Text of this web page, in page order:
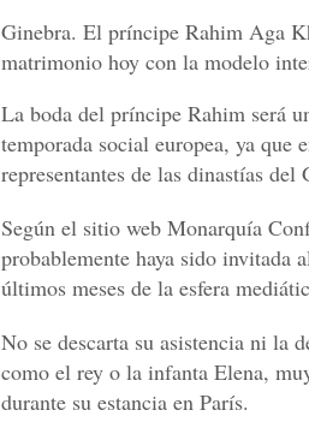
Ginebra. El príncipe Rahim Aga
matrimonio hoy con la modelo
La boda del príncipe Rahim será
temporada social europea, ya que
representantes de las dinastías del
Según el sitio web Monarquía
probablemente haya sido invitada
últimos meses de la esfera
No se descarta su asistencia ni la
como el rey o la infanta Elena,
durante su estancia en París.